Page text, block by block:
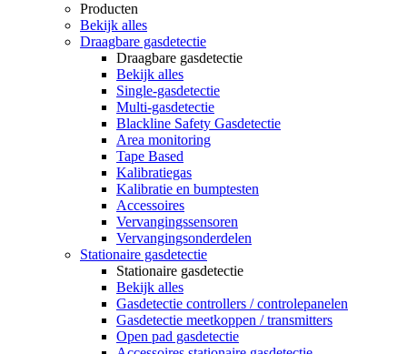
Producten
Bekijk alles
Draagbare gasdetectie
Draagbare gasdetectie
Bekijk alles
Single-gasdetectie
Multi-gasdetectie
Blackline Safety Gasdetectie
Area monitoring
Tape Based
Kalibratiegas
Kalibratie en bumptesten
Accessoires
Vervangingssensoren
Vervangingsonderdelen
Stationaire gasdetectie
Stationaire gasdetectie
Bekijk alles
Gasdetectie controllers / controlepanelen
Gasdetectie meetkoppen / transmitters
Open pad gasdetectie